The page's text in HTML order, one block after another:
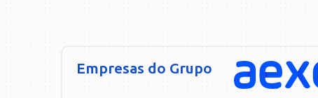
Empresas do Grupo